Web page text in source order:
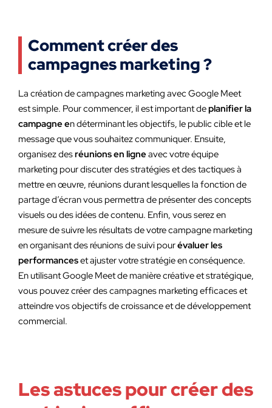
Comment créer des
campagnes marketing ?
La création de campagnes marketing avec Google Meet
est simple. Pour commencer, il est important deplanifier la
campagne en déterminant les objectifs, le public cible et le
message que vous souhaitez communiquer. Ensuite,
organisez desréunions en ligneavec votre équipe
marketing pour discuter des stratégies et des tactiques à
mettre en œuvre, réunions durant lesquelles la fonction de
partage d’écran vous permettra de présenter des concepts
visuels ou des idées de contenu. Enfin, vous serez en
mesure de suivre les résultats de votre campagne marketing
en organisant des réunions de suivi pourévaluer les
performanceset ajuster votre stratégie en conséquence.
En utilisant Google Meet de manière créative et stratégique,
vous pouvez créer des campagnes marketing efficaces et
atteindre vos objectifs de croissance et de développement
commercial.
Les astuces pour créer des